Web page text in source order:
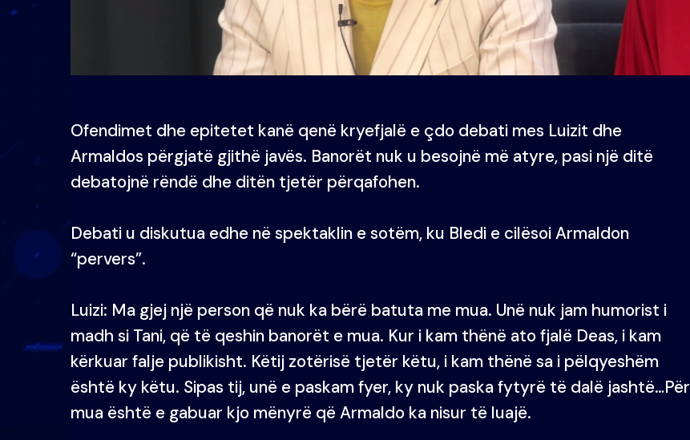
Ofendimet dhe epitetet kanë qenë kryefjalë e çdo debati mes Luizit dhe
Armaldos përgjatë gjithë javës. Banorët nuk u besojnë më atyre, pasi një ditë
debatojnë rëndë dhe ditën tjetër përqafohen.
Debati u diskutua edhe në spektaklin e sotëm, ku Bledi e cilësoi Armaldon
“pervers”.
Luizi: Ma gjej një person që nuk ka bërë batuta me mua. Unë nuk jam humorist i
madh si Tani, që të qeshin banorët e mua. Kur i kam thënë ato fjalë Deas, i kam
kërkuar falje publikisht. Këtij zotërisë tjetër këtu, i kam thënë sa i pëlqyeshëm
është ky këtu. Sipas tij, unë e paskam fyer, ky nuk paska fytyrë të dalë jashtë…Për
mua është e gabuar kjo mënyrë që Armaldo ka nisur të luajë.